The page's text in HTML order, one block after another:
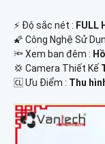
️⚡ Độ sắc nét : FULL
🌠 Công Nghệ Sử
🔦 Xem ban đêm :
💢 Camera Thiết Kế
️🆑 Ưu Điểm : Thu